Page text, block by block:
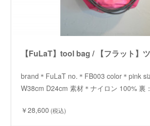
【FuLaT】tool bag / 【フラット】
brand＊FuLaT no.＊FB003 color＊pink
W38cm D24cm 素材＊ナイロン 100% 裏
￥28,600 (税込)